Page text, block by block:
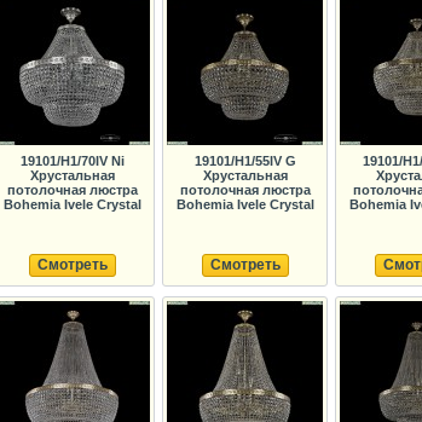
19101/H1/70IV Ni
Хрустальная
потолочная люстра
Bohemia Ivele Crystal
Смотреть
19101/H1/55IV G
Хрустальная
потолочная люстра
Bohemia Ivele Crystal
Смотреть
19101/
Bohemia